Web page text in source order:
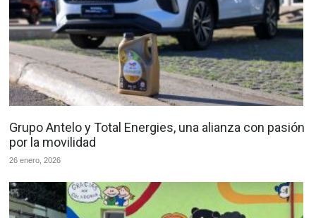
Grupo Antelo y Total Energies, una alianza con pasión
por la movilidad
26 enero, 2026